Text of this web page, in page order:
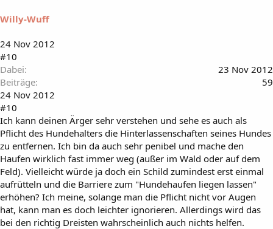
Willy-Wuff
24 Nov 2012
#10
Dabei
23 Nov 2012
Beiträge
59
24 Nov 2012
#10
Ich kann deinen Ärger sehr verstehen und sehe es auch als
Pflicht des Hundehalters die Hinterlassenschaften seines Hundes
zu entfernen. Ich bin da auch sehr penibel und mache den
Haufen wirklich fast immer weg (außer im Wald oder auf dem
Feld). Vielleicht würde ja doch ein Schild zumindest erst einmal
aufrütteln und die Barriere zum "Hundehaufen liegen lassen"
erhöhen? Ich meine, solange man die Pflicht nicht vor Augen
hat, kann man es doch leichter ignorieren. Allerdings wird das
bei den richtig Dreisten wahrscheinlich auch nichts helfen.